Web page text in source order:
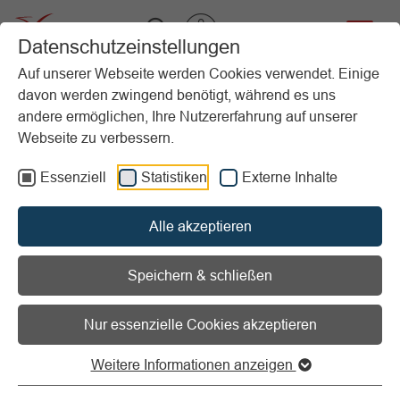
Datenschutzeinstellungen
Auf unserer Webseite werden Cookies verwendet. Einige
davon werden zwingend benötigt, während es uns
andere ermöglichen, Ihre Nutzererfahrung auf unserer
Webseite zu verbessern.
Essenziell Statistiken Externe Inhalte
Alle akzeptieren
Speichern & schließen
Nur essenzielle Cookies akzeptieren
Weitere Informationen anzeigen
Startseite Vereinsmanagement
Vergütung & Mitarbeit
Musterverträge und -vereinbarungen
Informationen zum Readspeaker öffnen
Musterverträge und -
vereinbarungen
Mustervereinbarungen